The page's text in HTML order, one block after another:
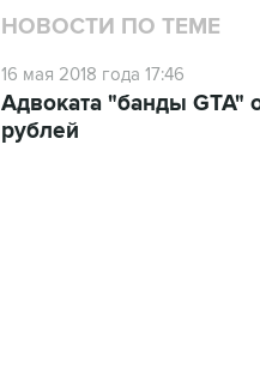
НОВОСТИ ПО ТЕМЕ
16 мая 2018 года 17:46
Адвоката "банды
рублей